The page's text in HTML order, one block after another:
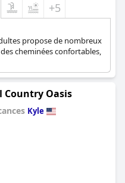
+5
propose de nombreux
cheminées confortables,
Country Oasis
Kyle